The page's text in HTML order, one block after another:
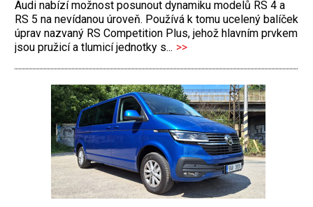
Audi nabízí možnost posunout dynamiku modelů RS 4 a
RS 5 na nevídanou úroveň. Používá k tomu ucelený balíček
úprav nazvaný RS Competition Plus, jehož hlavním prvkem
jsou pružicí a tlumicí jednotky s... >>